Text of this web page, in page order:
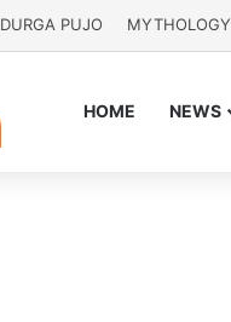
DURGA PUJO MYTHOLOGY
HOME NEWS